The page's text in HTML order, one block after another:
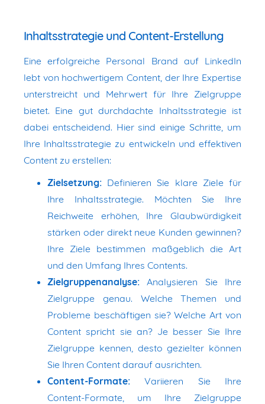
Inhaltsstrategie und Content-Erstellung
Eine erfolgreiche Personal Brand auf LinkedIn
lebt von hochwertigem Content, der Ihre Expertise
unterstreicht und Mehrwert für Ihre Zielgruppe
bietet. Eine gut durchdachte Inhaltsstrategie ist
dabei entscheidend. Hier sind einige Schritte, um
Ihre Inhaltsstrategie zu entwickeln und effektiven
Content zu erstellen:
Zielsetzung: Definieren Sie klare Ziele für
Ihre Inhaltsstrategie. Möchten Sie Ihre
Reichweite erhöhen, Ihre Glaubwürdigkeit
stärken oder direkt neue Kunden gewinnen?
Ihre Ziele bestimmen maßgeblich die Art
und den Umfang Ihres Contents.
Zielgruppenanalyse: Analysieren Sie Ihre
Zielgruppe genau. Welche Themen und
Probleme beschäftigen sie? Welche Art von
Content spricht sie an? Je besser Sie Ihre
Zielgruppe kennen, desto gezielter können
Sie Ihren Content darauf ausrichten.
Content-Formate: Variieren Sie Ihre
Content-Formate, um Ihre Zielgruppe